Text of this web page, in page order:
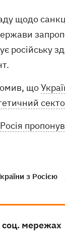
щодо
що
Росія
з Росією
соц. мережах